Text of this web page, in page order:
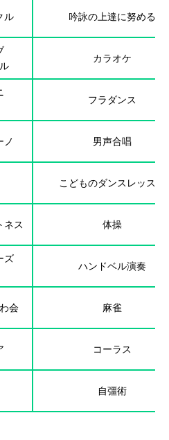
ル 吟詠の上達に努める
カラオケ
フラダンス
男声合唱
こどものダンスレッスン
ネス 体操
ズ
ハンドベル演奏
会 麻雀
コーラス
自彊術